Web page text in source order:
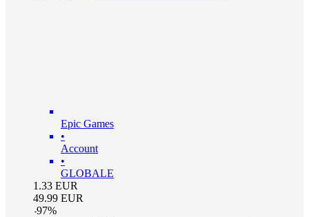
Epic Games
•
Account
•
GLOBALE
1.33 EUR
49.99 EUR
-97%